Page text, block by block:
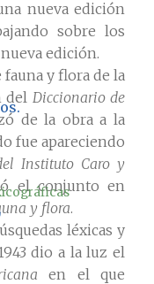
nueva edición
sobre los
edición.
y flora de la
del Diccionario de
de la obra a la
fue apareciendo
Instituto Caro y
el conjunto en
y flora.
léxicas y
dio a la luz el
en el que